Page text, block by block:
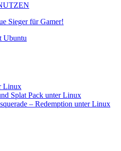
Sieger für Gamer!
Ubuntu
Linux
Splat Pack unter Linux
– Redemption unter Linux